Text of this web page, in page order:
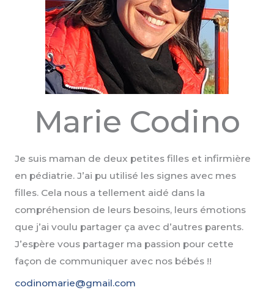
Marie Codino
Je suis maman de deux petites filles et infirmière
en pédiatrie. J’ai pu utilisé les signes avec mes
filles. Cela nous a tellement aidé dans la
compréhension de leurs besoins, leurs émotions
que j’ai voulu partager ça avec d’autres parents.
J’espère vous partager ma passion pour cette
façon de communiquer avec nos bébés !!
codinomarie@gmail.com